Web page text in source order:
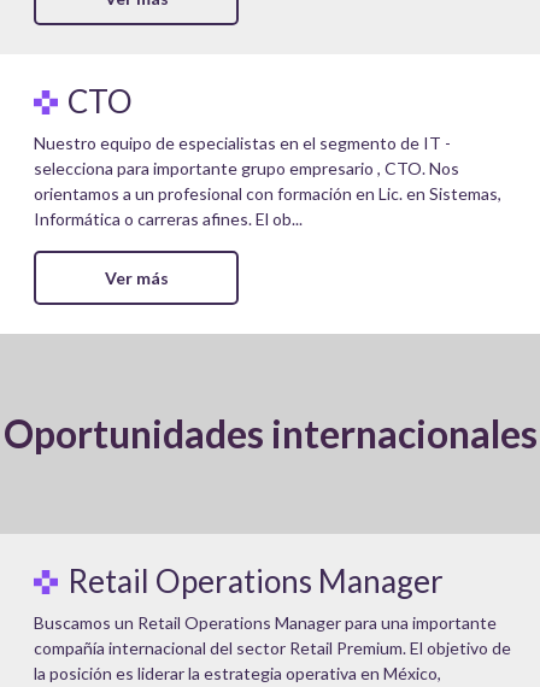
CTO
Nuestro equipo de especialistas en el segmento de IT -
selecciona para importante grupo empresario , CTO. Nos
orientamos a un profesional con formación en Lic. en Sistemas,
Informática o carreras afines. El ob...
Ver más
Oportunidades internacionales
Retail Operations Manager
Buscamos un Retail Operations Manager para una importante
compañía internacional del sector Retail Premium. El objetivo de
la posición es liderar la estrategia operativa en México,